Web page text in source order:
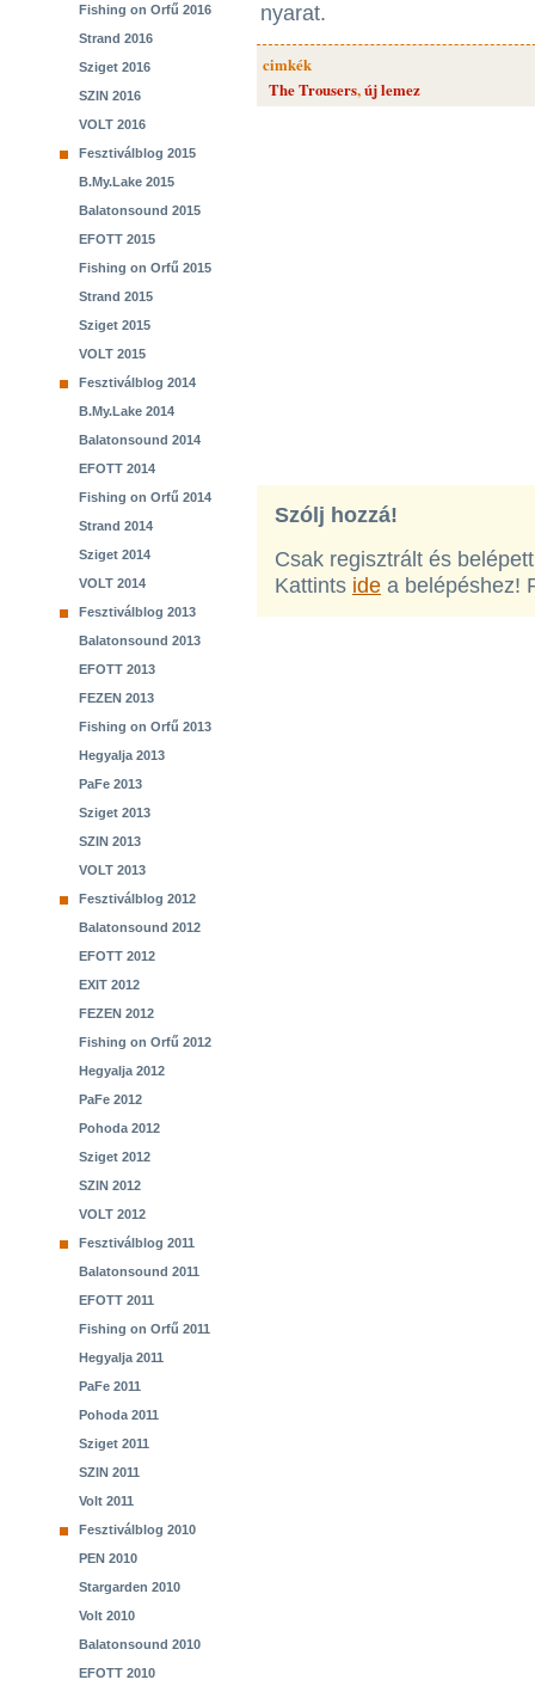
Fishing on Orfű 2016
Strand 2016
Sziget 2016
SZIN 2016
VOLT 2016
Fesztiválblog 2015
B.My.Lake 2015
Balatonsound 2015
EFOTT 2015
Fishing on Orfű 2015
Strand 2015
Sziget 2015
VOLT 2015
Fesztiválblog 2014
B.My.Lake 2014
Balatonsound 2014
EFOTT 2014
Fishing on Orfű 2014
Strand 2014
Sziget 2014
VOLT 2014
Fesztiválblog 2013
Balatonsound 2013
EFOTT 2013
FEZEN 2013
Fishing on Orfű 2013
Hegyalja 2013
PaFe 2013
Sziget 2013
SZIN 2013
VOLT 2013
Fesztiválblog 2012
Balatonsound 2012
EFOTT 2012
EXIT 2012
FEZEN 2012
Fishing on Orfű 2012
Hegyalja 2012
PaFe 2012
Pohoda 2012
Sziget 2012
SZIN 2012
VOLT 2012
Fesztiválblog 2011
Balatonsound 2011
EFOTT 2011
Fishing on Orfű 2011
Hegyalja 2011
PaFe 2011
Pohoda 2011
Sziget 2011
SZIN 2011
Volt 2011
Fesztiválblog 2010
PEN 2010
Stargarden 2010
Volt 2010
Balatonsound 2010
EFOTT 2010
nyarat.
cimkék
The Trousers,új lemez
Szólj hozzá!
Csak regisztrált és
Kattints ide a belépéshez!